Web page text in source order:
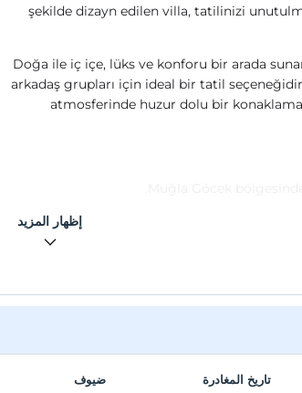
şekilde dizayn edilen villa, tatilinizi
Doğa ile iç içe, lüks ve konforu bir arada
arkadaş grupları için ideal bir tatil
atmosferinde huzur dolu bir
إظهار المزيد
تاريخ المغادرة ضيوف